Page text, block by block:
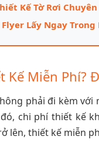
Kế Tờ Rơi
Lấy Ngay
Kế Miễn Phí?
phải đi kèm
chi phí thiết kế
lên, thiết kế miễn